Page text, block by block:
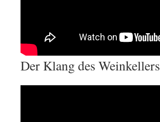
Der Klang des Weinkellers